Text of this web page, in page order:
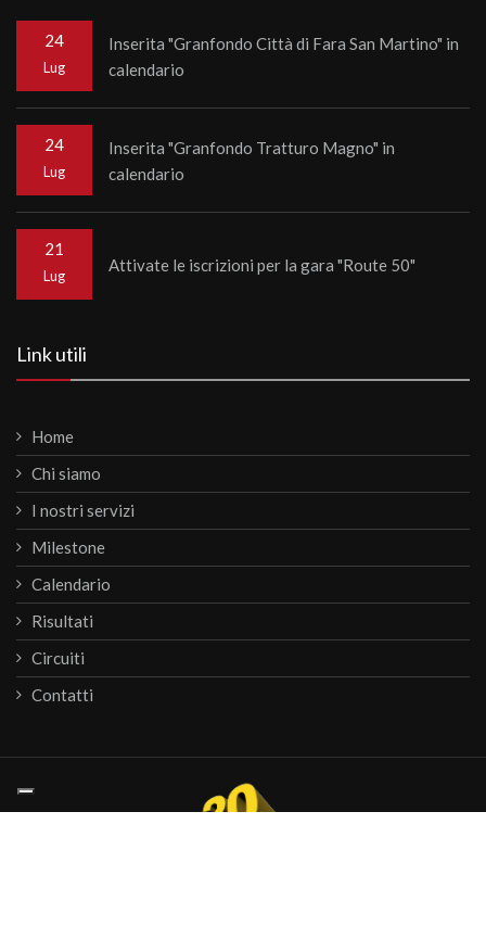
24
Lug
Inserita "Granfondo Città di Fara San Martino" in
calendario
24
Lug
Inserita "Granfondo Tratturo Magno" in
calendario
21
Lug
Attivate le iscrizioni per la gara "Route 50"
Link utili
Home
Chi siamo
I nostri servizi
Milestone
Calendario
Risultati
Circuiti
Contatti